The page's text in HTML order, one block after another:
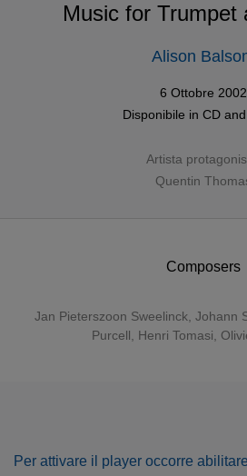
Music for Trumpet
Alison
6 Ottobre 2002
Disponibile in CDand
Artista
Quentin
Composers
Jan Pieterszoon Sweelinck Johann
Purcell
Henri Tomasi
Per attivare il player occorre